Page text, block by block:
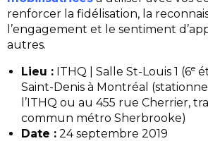
renforcer la fidélisation, la
l’engagement et le sentiment
autres.
Lieu : ITHQ | Salle St-Louis 1 (6e
Saint-Denis à Montréal
l’ITHQ ou au 455 rue Cherrier,
commun métro Sherbrooke)
Date : 24 septembre 2019